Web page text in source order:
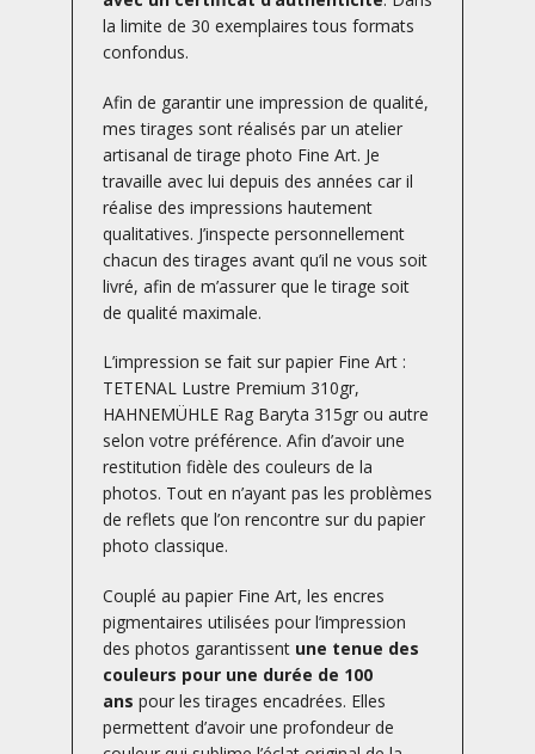
la limite de 30 exemplaires tous formats
confondus.
Afin de garantir une impression de qualité,
mes tirages sont réalisés par un atelier
artisanal de tirage photo Fine Art. Je
travaille avec lui depuis des années car il
réalise des impressions hautement
qualitatives. J’inspecte personnellement
chacun des tirages avant qu’il ne vous soit
livré, afin de m’assurer que le tirage soit
de qualité maximale.
L’impression se fait sur papier Fine Art :
TETENAL Lustre Premium 310gr,
HAHNEMÜHLE Rag Baryta 315gr ou autre
selon votre préférence. Afin d’avoir une
restitution fidèle des couleurs de la
photos. Tout en n’ayant pas les problèmes
de reflets que l’on rencontre sur du papier
photo classique.
Couplé au papier Fine Art, les encres
pigmentaires utilisées pour l’impression
des photos garantissent une tenue des
couleurs pour une durée de 100
ans pour les tirages encadrées. Elles
permettent d’avoir une profondeur de